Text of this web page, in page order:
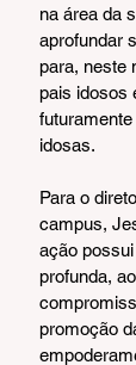
na área da
aprofundar
para, neste
pais idosos
idosas.
Para o
campus,
ação
profunda,
promoção